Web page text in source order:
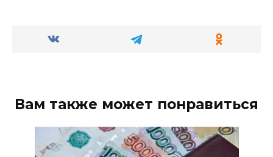
Вам также может понравиться